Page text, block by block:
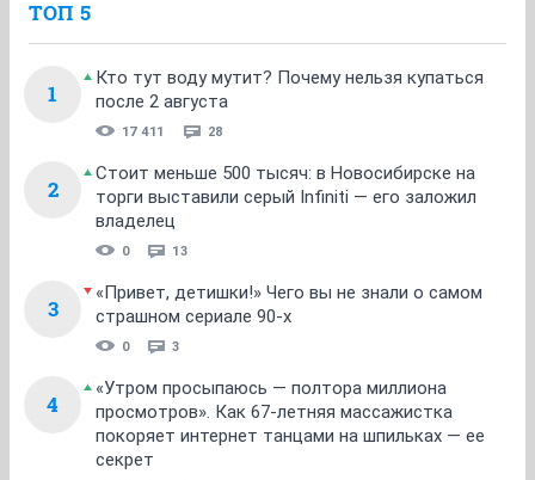
ТОП 5
1
Кто тут воду мутит? Почему нельзя купаться
после 2 августа
17 411 28
2
Стоит меньше 500 тысяч: в Новосибирске на
торги выставили серый Infiniti — его заложил
владелец
0 13
3
«Привет, детишки!» Чего вы не знали о самом
страшном сериале 90-х
0 3
4
«Утром просыпаюсь — полтора миллиона
просмотров». Как 67-летняя массажистка
покоряет интернет танцами на шпильках — ее
секрет